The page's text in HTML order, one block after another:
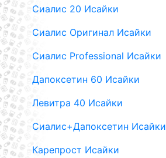
Сиалис 20 Исайки
Сиалис Оригинал Исайки
Сиалис Professional Исайки
Дапоксетин 60 Исайки
Левитра 40 Исайки
Сиалис+Дапоксетин Исайки
Карепрост Исайки